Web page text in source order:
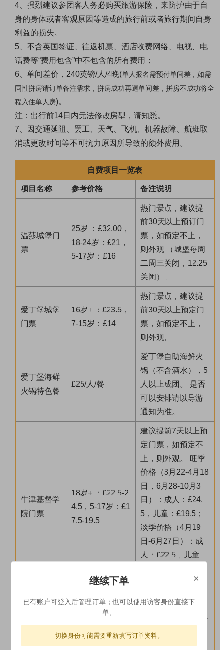
4、 强烈建议参团客人务必购买旅游保险，来防护由于自
身的身体或者客观原因等造成的旅行前或者旅行期间自身
利益的损失。
5、 不含英国签证、往返机票、酒店收费网络、电视、电
话费等“费用包含”中不包含的所有费用；
6、 单间差价，240英镑/人/4晚(单人报名需预付单间差，如需
同性拼房请订单备注需求，拼房成功再退单间差，拼房不成功将全
程入住单人房)。
注：出行前14日内无法修改房型，请知悉。
7、因交通延阻、罢工、天气、飞机、机器故障、航班取
消或更改时间等不可抗力原因所导致的额外费用。
自费项目一览表
项目名称 参考价格 备注说明
温莎城堡门
票
25岁 ：£32.00，
18-24岁：£21，
5-17岁：£16
热门景点，建议提
前30天以上预订门
票，如预定不上，
则外观 （城堡每周
二周三关闭，12.25
关闭）。
爱丁堡城堡
门票
16岁+ ：£23.5，
7-15岁：£14
热门景点，建议提
前30天以上预定门
票，如预定不上，
则外观。
爱丁堡海鲜
火锅特色餐
£25/人/餐
爱丁堡自助海鲜火
锅（不含酒水），5
人以上成团。 是否
可以安排请以导游
通知为准。
牛津基督学
院门票
18岁+ ：£22.5-2
4.5，5-17岁：£1
7.5-19.5
建议提前7天以上预
定门票，如预定不
上，则外观。 旺季
价格（3月22-4月18
日，6月28-10月3
日）：成人：£24.
5，儿童：£19.5；
淡季价格（4月19
日-6月27日）：成
人：£22.5，儿童
牛津中文讲解*2小
×
继续下单
已有账户可登入后管理订单；也可以使用访客身份直接下
单。
切换身份可能需要重新填写订单资料。